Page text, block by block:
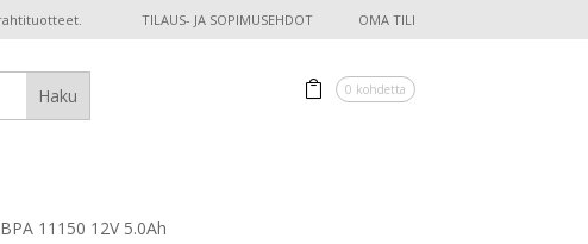
TILAUS- JA SOPIMUSEHDOT OMA TILI
0 kohdetta
11150 12V 5.0Ah